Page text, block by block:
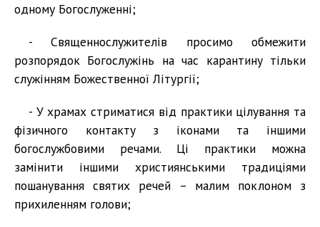
одному Богослуженні;
- Священнослужителів просимо обмежити
розпорядок Богослужінь на час карантину тільки
служінням Божественної Літургії;
- У храмах стриматися від практики цілування та
фізичного контакту з іконами та іншими
богослужбовими речами. Ці практики можна
замінити іншими християнськими традиціями
пошанування святих речей – малим поклоном з
прихиленням голови;